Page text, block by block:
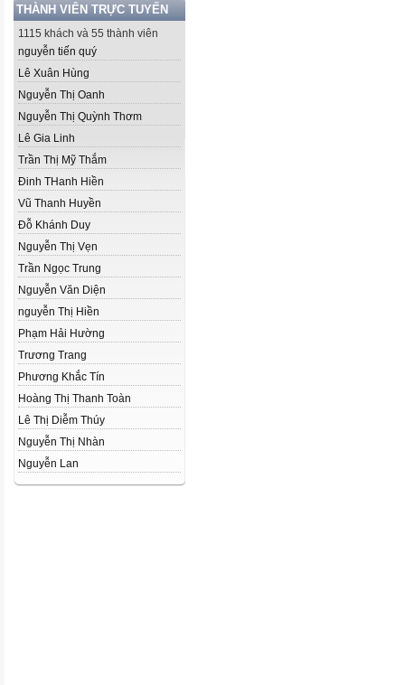
THÀNH VIÊN TRỰC TUYẾN
1115 khách và 55 thành viên
nguyễn tiến quý
Lê Xuân Hùng
Nguyễn Thị Oanh
Nguyễn Thị Quỳnh Thơm
Lê Gia Linh
Trần Thị Mỹ Thắm
Đinh THanh Hiền
Vũ Thanh Huyền
Đỗ Khánh Duy
Nguyễn Thị Vẹn
Trần Ngọc Trung
Nguyễn Văn Diện
nguyễn Thị Hiền
Phạm Hải Hường
Trương Trang
Phương Khắc Tín
Hoàng Thị Thanh Toàn
Lê Thị Diễm Thúy
Nguyễn Thị Nhàn
Nguyễn Lan